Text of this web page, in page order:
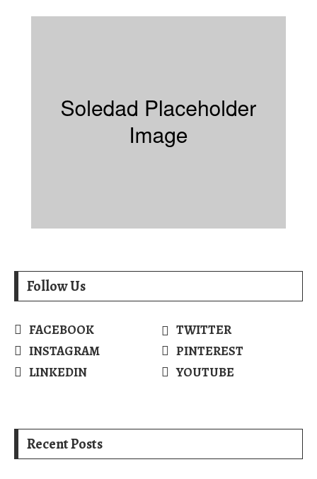
Follow Us
FACEBOOK
TWITTER
INSTAGRAM
PINTEREST
LINKEDIN
YOUTUBE
Recent Posts